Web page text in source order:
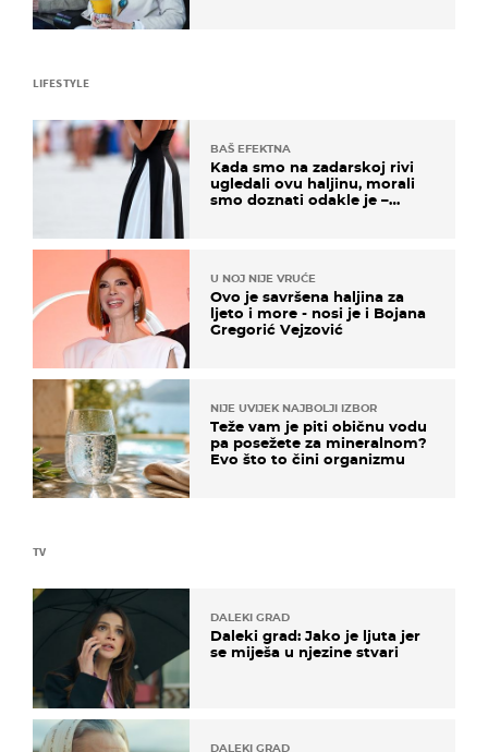
TV
DALEKI GRAD
Daleki grad: Jako je ljuta jer
se miješa u njezine stvari
DALEKI GRAD
LIFESTYLE
BAŠ EFEKTNA
Kada smo na zadarskoj rivi
ugledali ovu haljinu, morali
smo doznati odakle je –
U NOJ NIJE VRUĆE
Ovo je savršena haljina za
ljeto i more - nosi je i Bojana
Gregorić Vejzović
NIJE UVIJEK NAJBOLJI IZBOR
Teže vam je piti običnu vodu
pa posežete za mineralnom?
Evo što to čini organizmu